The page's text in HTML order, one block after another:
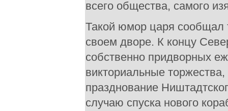
всего общества, самого
Такой юмор царя сообщал
своем дворе. К концу
собственно придворных
викториальные
празднование
случаю спуска нового